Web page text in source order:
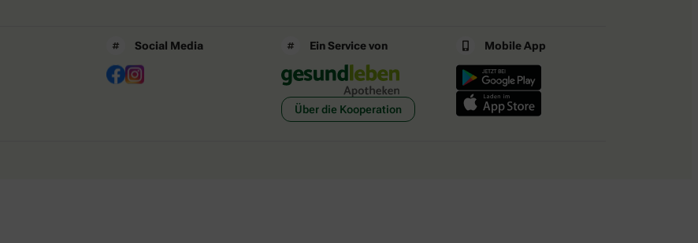
Social Media Ein Service von
Über die Kooperation
Mobile App